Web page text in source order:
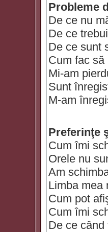
Probleme
De ce nu
De ce
De ce sunt
Cum fac
Mi-am
Sunt
M-am
Preferinţe
Cum îmi
Orele nu
Am
Limba mea
Cum pot
Cum îmi
De ce